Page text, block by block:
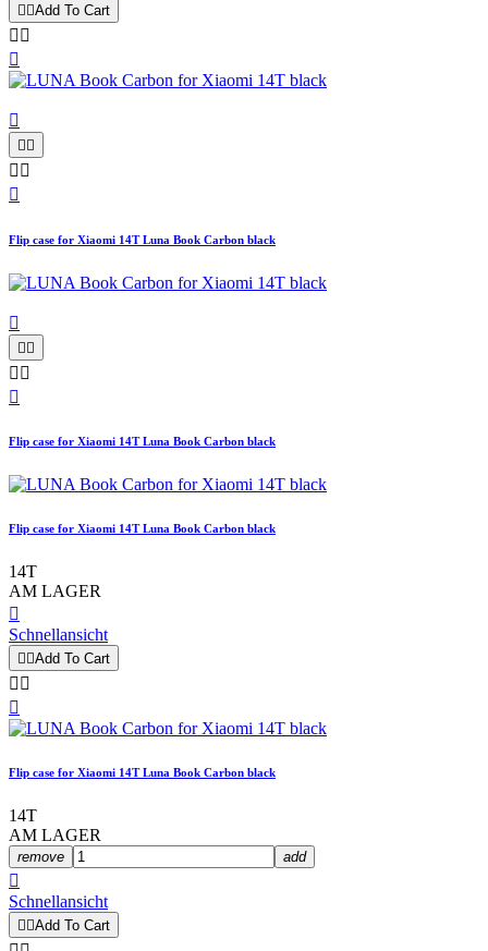
Add To Cart
 



 

Flip case for Xiaomi 14T Luna Book Carbon black


 

Flip case for Xiaomi 14T Luna Book Carbon black
Flip case for Xiaomi 14T Luna Book Carbon black
14T
AM LAGER

Schnellansicht
 Add To Cart
 

Flip case for Xiaomi 14T Luna Book Carbon black
14T
AM LAGER
remove add

Schnellansicht
 Add To Cart